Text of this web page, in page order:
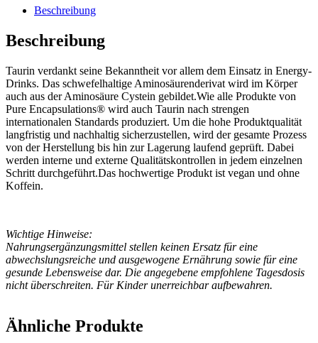
Beschreibung
Beschreibung
Taurin verdankt seine Bekanntheit vor allem dem Einsatz in Energy-
Drinks. Das schwefelhaltige Aminosäurenderivat wird im Körper
auch aus der Aminosäure Cystein gebildet.Wie alle Produkte von
Pure Encapsulations® wird auch Taurin nach strengen
internationalen Standards produziert. Um die hohe Produktqualität
langfristig und nachhaltig sicherzustellen, wird der gesamte Prozess
von der Herstellung bis hin zur Lagerung laufend geprüft. Dabei
werden interne und externe Qualitätskontrollen in jedem einzelnen
Schritt durchgeführt.Das hochwertige Produkt ist vegan und ohne
Koffein.
Wichtige Hinweise:
Nahrungsergänzungsmittel stellen keinen Ersatz für eine
abwechslungsreiche und ausgewogene Ernährung sowie für eine
gesunde Lebensweise dar. Die angegebene empfohlene Tagesdosis
nicht überschreiten. Für Kinder unerreichbar aufbewahren.
Ähnliche Produkte